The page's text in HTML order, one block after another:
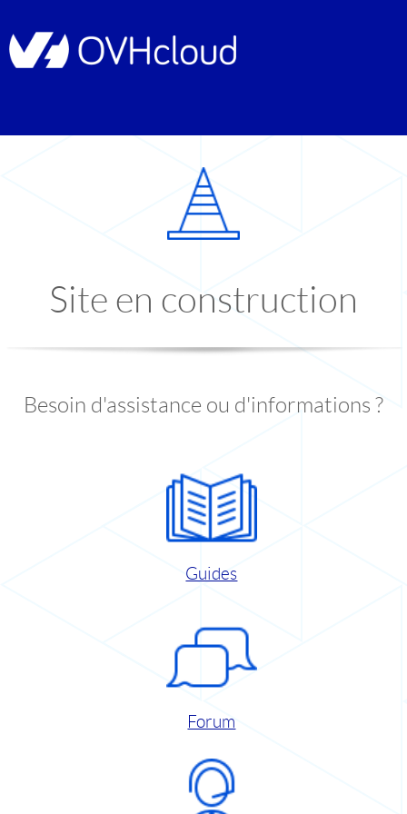
Site en construction
Besoin d'assistance ou d'informations ?
Guides
Forum